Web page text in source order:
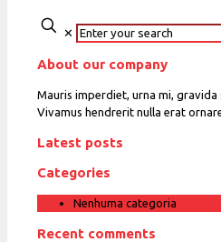
✕
About our company
Mauris imperdiet, urna mi, gravida
Vivamus hendrerit nulla erat
Latest posts
Categories
Nenhuma categoria
Recent comments